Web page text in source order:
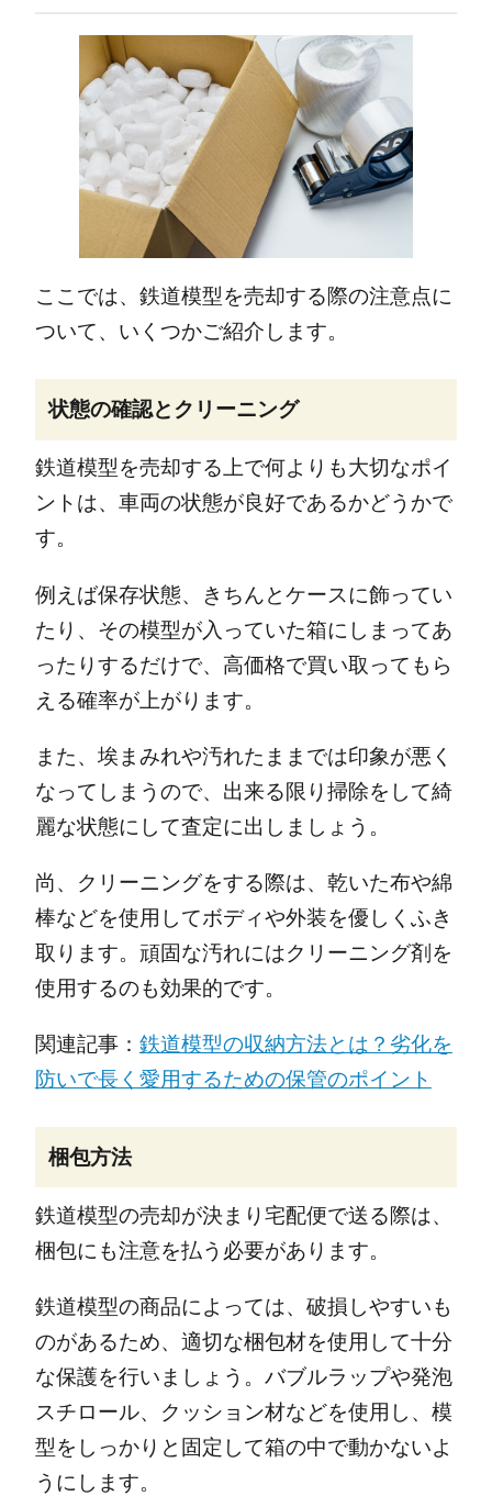
ここでは、鉄道模型を売却する際の注意点に
ついて、いくつかご紹介します。
状態の確認とクリーニング
​​鉄道模型を売却する上で何よりも大切なポイ
ントは、車両の状態が良好であるかどうかで
す。
例えば保存状態、きちんとケースに飾ってい
たり、その模型が入っていた箱にしまってあ
ったりするだけで、高価格で買い取ってもら
える確率が上がります。
また、埃まみれや汚れたままでは印象が悪く
なってしまうので、出来る限り掃除をして綺
麗な状態にして査定に出しましょう。
尚、クリーニングをする際は、乾いた布や綿
棒などを使用してボディや外装を優しくふき
取ります。頑固な汚れにはクリーニング剤を
使用するのも効果的です。
関連記事： 鉄道模型の収納方法とは？劣化を
防いで長く愛用するための保管のポイント
梱包方法
鉄道模型の売却が決まり宅配便で送る際は、
梱包にも注意を払う必要があります。
鉄道模型の商品によっては、破損しやすいも
のがあるため、適切な梱包材を使用して十分
な保護を行いましょう。バブルラップや発泡
スチロール、クッション材などを使用し、模
型をしっかりと固定して箱の中で動かないよ
うにします。